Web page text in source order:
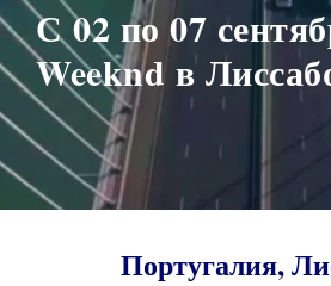
С 02 по 07
Weeknd в
Португалия,